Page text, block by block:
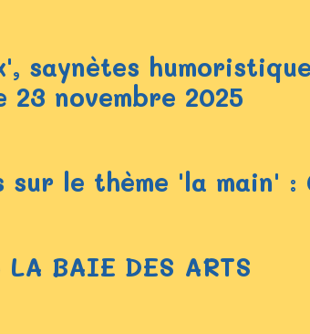
saynètes
23 novembre 2025
BAIE DES ARTS